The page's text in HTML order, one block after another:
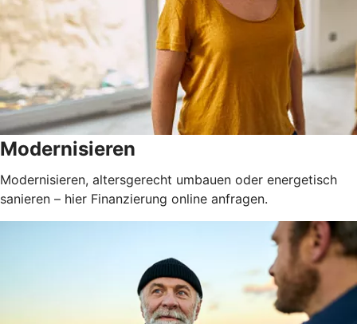
Modernisieren
Modernisieren, altersgerecht umbauen oder energetisch
sanieren – hier Finanzierung online anfragen.